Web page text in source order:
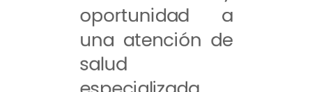
oportunidad a
una atención de
salud